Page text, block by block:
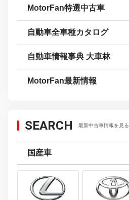
MotorFan特選中古車
自動車全車種カタログ
自動車情報事典 大車林
MotorFan最新情報
SEARCH 最新中古車情報を見る
国産車